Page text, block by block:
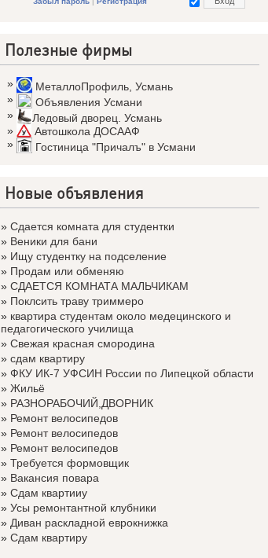
Полезные фирмы
» МеталлоПрофиль Усмань
»
Объявления Усмани
»
Ледовый дворец. Усмань
»
Автошкола ДОСААФ
»
Гостиница "Причалъ" в Усмани
Новые объявления
» Сдается комната для студентки
» Веники для бани
» Ищу студентку на подселение
» Продам или обменяю
» СДАЕТСЯ КОМНАТА МАЛЬЧИКАМ
» Поклсить траву триммеро
» квартира студентам около медецинского и
педагогического училища
» Свежая красная смородина
» сдам квартиру
» ФКУ ИК-7 УФСИН России по Липецкой области
» Жильё
» РАЗНОРАБОЧИЙ,ДВОРНИК
» Ремонт велосипедов
» Ремонт велосипедов
» Ремонт велосипедов
» Требуется формовщик
» Вакансия повара
» Сдам квартииу
» Усы ремонтантной клубники
» Диван раскладной еврокнижка
» Сдам квартиру